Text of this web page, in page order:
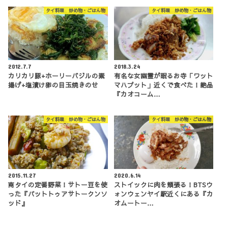
タイ料理 炒め物・ごはん物
2012.7.7
カリカリ豚+ホーリーバジルの素
揚げ+塩漬け卵の目玉焼きのせ
タイ料理 炒め物・ごはん物
2018.3.24
有名な女幽霊が眠るお寺「ワット
マハプット」近くで食べた！絶品
『カオコーム…
タイ料理 炒め物・ごはん物
2015.11.27
南タイの定番野菜！サトー豆を使
った『パットトゥアサトークンソ
ッド』
タイ料理 炒め物・ごはん物
2020.6.14
ストイックに肉を頬張る！BTSウ
ォンウェンヤイ駅近くにある『カ
オムートー…